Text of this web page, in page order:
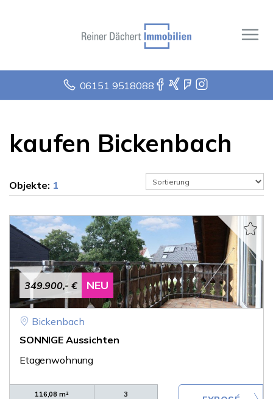
06151 9518088
kaufen Bickenbach
Objekte: 1
349.900,- € NEU
Bickenbach
SONNIGE Aussichten
Etagenwohnung
116,08 m²
3